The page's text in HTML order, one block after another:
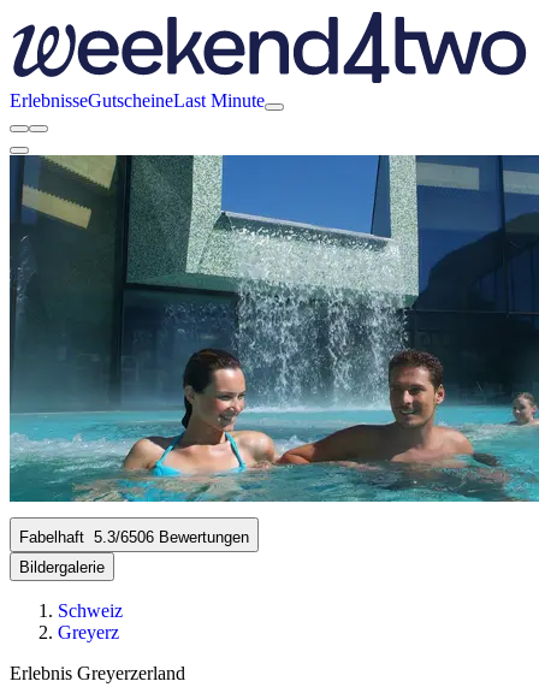
ErlebnisseGutscheineLast Minute
Fabelhaft 5.3/6506 Bewertungen
Bildergalerie
Schweiz
Greyerz
Erlebnis Greyerzerland